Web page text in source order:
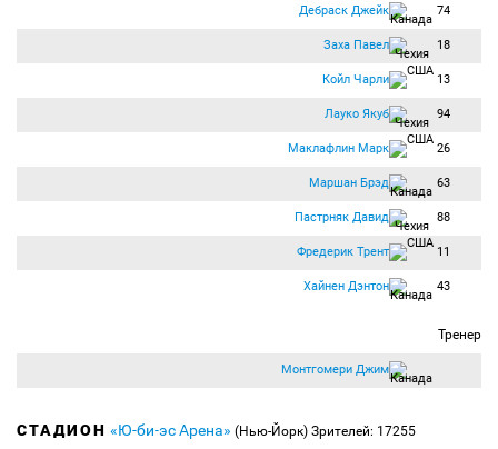
Дебраск Джейк 74
Заха Павел 18
Койл Чарли 13
Лауко Якуб 94
Маклафлин Марк 26
Маршан Брэд 63
Пастрняк Давид 88
Фредерик Трент 11
Хайнен Дэнтон 43
Тренер
Монтгомери Джим
СТАДИОН «Ю-би-эс Арена» (Нью-Йорк) Зрителей: 17255